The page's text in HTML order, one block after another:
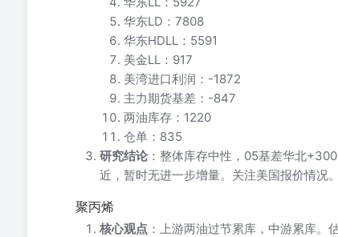
华东LD：7808
华东HDLL：5591
美金LL：917
美湾进口利润：-1872
主力期货基差：-847
两油库存：1220
仓单：835
研究结论：整体库存中性，05基差华北
近，暂时无进一步增量。关注美国报价情况
聚丙烯
核心观点 ：上游两油过节累库，中游累库